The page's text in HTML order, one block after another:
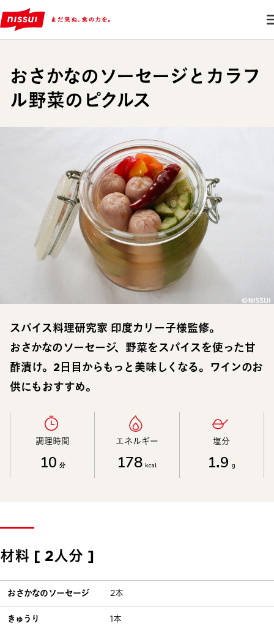
おさかなのソーセージとカラフ
ル野菜のピクルス
スパイス料理研究家 印度カリー子様監修。
おさかなのソーセージ、野菜をスパイスを使った甘
酢漬け。2日目からもっと美味しくなる。ワインのお
供にもおすすめ。
調理時間​
10 分
エネルギー​
178 kcal
塩分​
1.9 g
材料 [ 2人分 ]
おさかなのソーセージ 2本
きゅうり 1本